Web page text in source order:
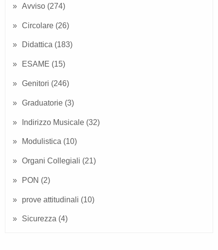
Avviso (274)
Circolare (26)
Didattica (183)
ESAME (15)
Genitori (246)
Graduatorie (3)
Indirizzo Musicale (32)
Modulistica (10)
Organi Collegiali (21)
PON (2)
prove attitudinali (10)
Sicurezza (4)